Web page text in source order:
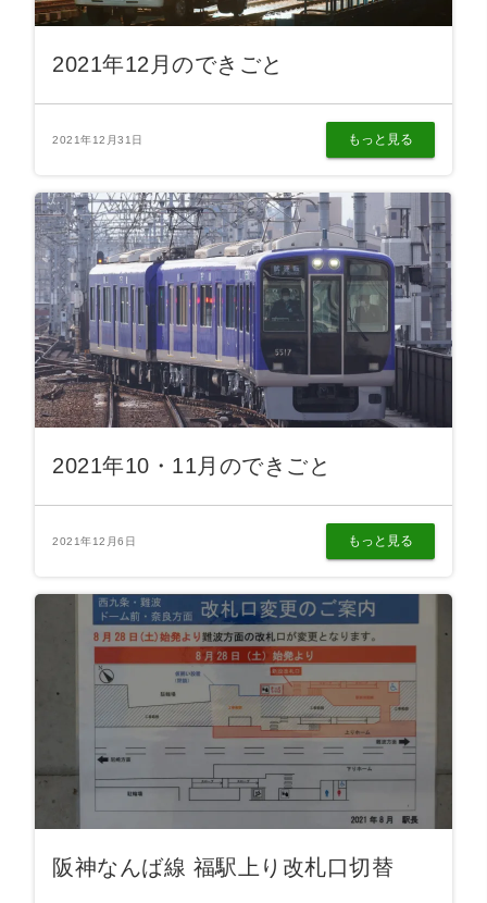
2021年12月のできごと
2021年12月31日 もっと見る
2021年10・11月のできごと
2021年12月6日 もっと見る
阪神なんば線 福駅上り改札口切替